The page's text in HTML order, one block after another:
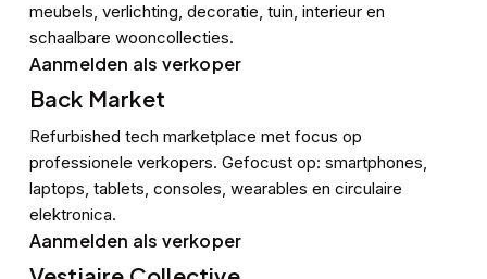
meubels, verlichting, decoratie, tuin, interieur en
schaalbare wooncollecties.
Aanmelden als verkoper
Back Market
Refurbished tech marketplace met focus op
professionele verkopers. Gefocust op: smartphones,
laptops, tablets, consoles, wearables en circulaire
elektronica.
Aanmelden als verkoper